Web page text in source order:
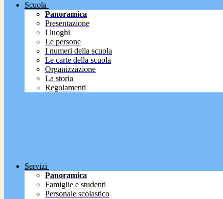
Scuola
Panoramica
Presentazione
I luoghi
Le persone
I numeri della scuola
Le carte della scuola
Organizzazione
La storia
Regolamenti
Servizi
Panoramica
Famiglie e studenti
Personale scolastico